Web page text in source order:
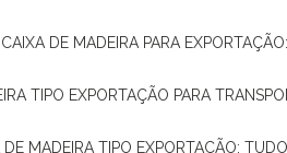
CAIXA DE MADEIRA PARA
TIPO EXPORTAÇÃO PARA
DE MADEIRA TIPO EXPORTAÇÃO: